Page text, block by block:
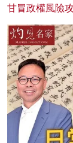
甘冒政權風險